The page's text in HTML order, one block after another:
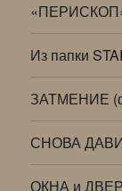
«ПЕРИСКОП»
Из папки
ЗАТМЕНИЕ
СНОВА
ОКНА и